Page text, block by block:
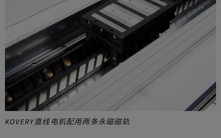
KOVERY直线电机配用两条永磁磁轨